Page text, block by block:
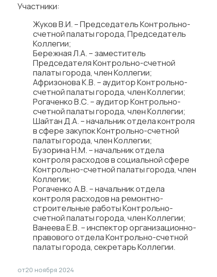
Участники:
Жуков В.И. – Председатель Контрольно-
счетной палаты города, Председатель
Коллегии;
Бережная Л.А. – заместитель
Председателя Контрольно-счетной
палаты города, член Коллегии;
Афризонова К.В. – аудитор Контрольно-
счетной палаты города, член Коллегии;
Рогаченко В.С. – аудитор Контрольно-
счетной палаты города, член Коллегии;
Шайтан Д.А. – начальник отдела контроля
в сфере закупок Контрольно-счетной
палаты города, член Коллегии;
Бузорина Н.М. – начальник отдела
контроля расходов в социальной сфере
Контрольно-счетной палаты города, член
Коллегии;
Рогаченко А.В. – начальник отдела
контроля расходов на ремонтно-
строительные работы Контрольно-
счетной палаты города, член Коллегии;
Ванеева Е.В. – инспектор организационно-
правового отдела Контрольно-счетной
палаты города, секретарь Коллегии.
от20 ноября 2024